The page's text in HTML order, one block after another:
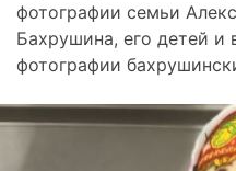
фотографии семьи
Бахрушина, его детей и
фотографии